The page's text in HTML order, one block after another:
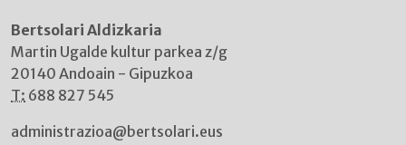
Bertsolari Aldizkaria
Martin Ugalde kultur parkea z/g
20140 Andoain - Gipuzkoa
T: 688 827 545
administrazioa@bertsolari.eus